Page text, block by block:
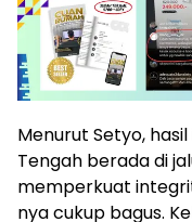
Menurut Setyo,
Tengah berada di
memperkuat
nya cukup bagus.